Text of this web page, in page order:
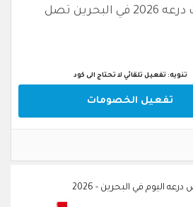
تخفيضات درعه 2026 في البحرين تصل
تنويه: تفعيل تلقائي لا تحتاج الى كود
تفعيل الخصومات
اليوم في البحرين - 2026